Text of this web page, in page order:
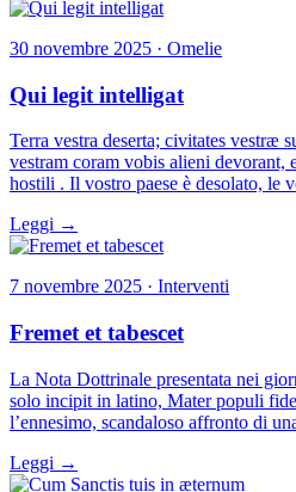
30 novembre 2025 · Omelie
Qui legit intelligat
Terra vestra deserta; civitates vestræ
vestram coram vobis alieni devorant,
hostili . Il vostro paese è desolato, le
Leggi →
7 novembre 2025 · Interventi
Fremet et tabescet
La Nota Dottrinale presentata nei
solo incipit in latino, Mater populi
l’ennesimo, scandaloso affronto di
Leggi →